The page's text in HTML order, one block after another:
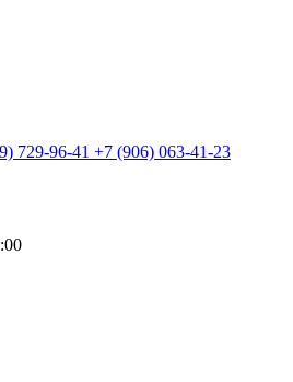
729-96-41 +7 (906) 063-41-23